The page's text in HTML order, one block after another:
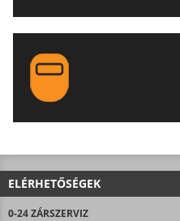
ELÉRHETŐSÉGEK
0-24 ZÁRSZERVIZ